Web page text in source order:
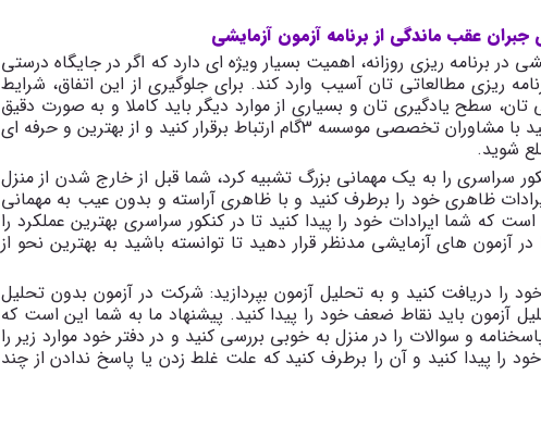
عقب ماندگی از برنامه آزمون آزمایشی
در برنامه ریزی روزانه، اهمیت بسیار ویژه ای دارد که اگر در جایگاه درستی
ریزی مطالعاتی تان آسیب وارد کند. برای جلوگیری از این اتفاق، شرایط
سطح یادگیری تان و بسیاری از موارد دیگر باید کاملا و به صورت دقیق
بررسی شود؛ لذا برای بررسی بیشتر می توانید با مشاوران تخصصی موسسه 3گام ارتباط برقرار کنید و از بهترین و حرفه ای
شوید.
سراسری را به یک مهمانی بزرگ تشبیه کرد، شما قبل از خارج شدن از منزل
ظاهری خود را برطرف کنید و با ظاهری آراسته و بدون عیب به مهمانی
که شما ایرادات خود را پیدا کنید تا در کنکور سراسری بهترین عملکرد را
در آزمون های آزمایشی مدنظر قرار دهید تا توانسته باشید به بهترین نحو از
را دریافت کنید و به تحلیل آزمون بپردازید: شرکت در آزمون بدون تحلیل
آزمون باید نقاط ضعف خود را پیدا کنید. پیشنهاد ما به شما این است که
و سوالات را در منزل به خوبی بررسی کنید و در دفتر خود موارد زیر را
را پیدا کنید و آن را برطرف کنید که علت غلط زدن یا پاسخ ندادن از چند